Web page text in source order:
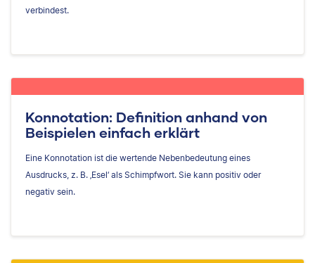
verbindest.
Konnotation: Definition anhand von
Beispielen einfach erklärt
Eine Konnotation ist die wertende Nebenbedeutung eines
Ausdrucks, z. B. ‚Esel‘ als Schimpfwort. Sie kann positiv oder
negativ sein.